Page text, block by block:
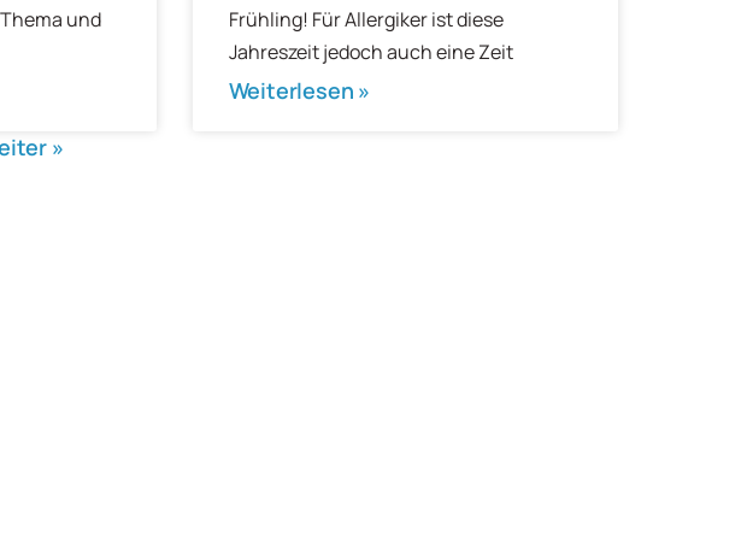
und
Frühling! Für Allergiker ist diese
Jahreszeit jedoch auch eine Zeit
Weiterlesen »
»